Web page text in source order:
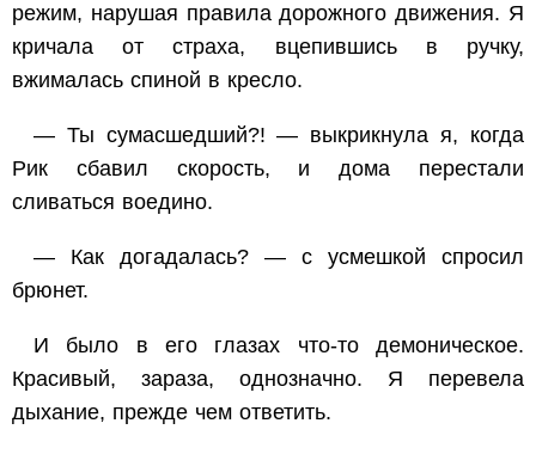
режим, нарушая правила дорожного движения. Я
кричала от страха, вцепившись в ручку,
вжималась спиной в кресло.
— Ты сумасшедший?! — выкрикнула я, когда
Рик сбавил скорость, и дома перестали
сливаться воедино.
— Как догадалась? — с усмешкой спросил
брюнет.
И было в его глазах что-то демоническое.
Красивый, зараза, однозначно. Я перевела
дыхание, прежде чем ответить.